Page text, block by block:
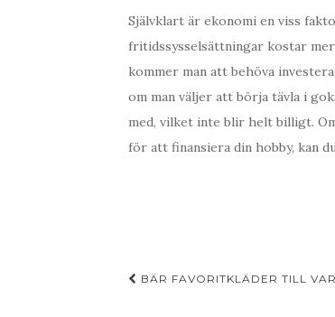
Självklart är ekonomi en viss
fritidssysselsättningar kostar mer
kommer man att behöva
om man väljer att börja tävla i
med, vilket inte blir helt billigt.
för att finansiera din hobby, kan
Post
BÄR FAVORITKLÄDER TILL